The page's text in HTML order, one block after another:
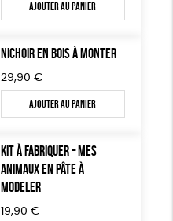
Ajouter au panier
NICHOIR EN BOIS À MONTER
29,90 €
Ajouter au panier
KIT À FABRIQUER – MES
ANIMAUX EN PÂTE À
MODELER
19,90 €